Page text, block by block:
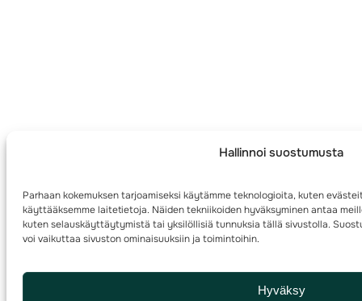
Hallinnoi suostumusta
Parhaan kokemuksen tarjoamiseksi käytämme teknologioita, kuten
käyttääksemme laitetietoja. Näiden tekniikoiden hyväksyminen antaa
kuten selauskäyttäytymistä tai yksilöllisiä tunnuksia tällä sivustolla.
voi vaikuttaa sivuston ominaisuuksiin ja toimintoihin.
Hyväksy